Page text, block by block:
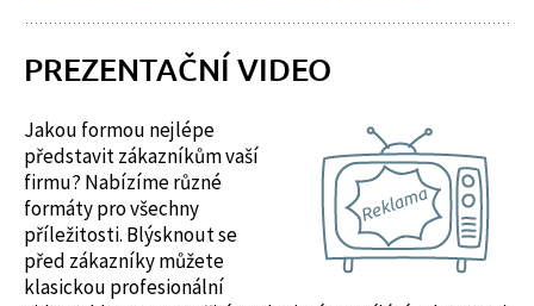
PREZENTAČNÍ VIDEO
Jakou formou nejlépe
představit zákazníkům vaší
firmu? Nabízíme různé
formáty pro všechny
příležitosti. Blýsknout se
před zákazníky můžete
klasickou profesionální